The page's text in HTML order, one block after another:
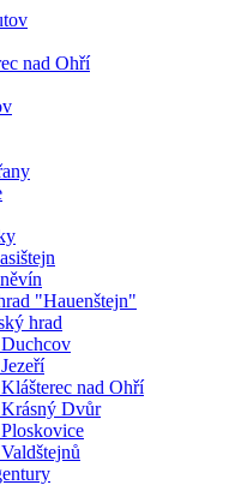
nad Ohří
"Hauenštejn"
hrad
nad Ohří
Dvůr